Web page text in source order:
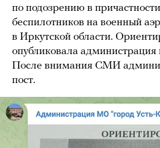
по подозрению в
беспилотников на военный
в Иркутской области.
опубликовала администрация
После внимания СМИ
пост.